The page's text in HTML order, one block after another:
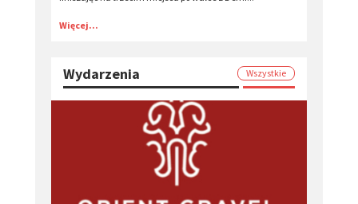
Więcej...
Wydarzenia Wszystkie